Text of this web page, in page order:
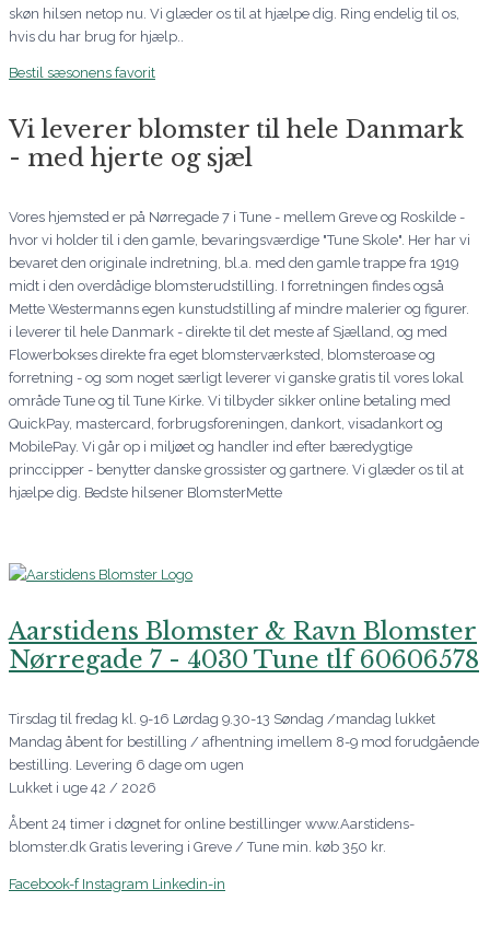
skøn hilsen netop nu. Vi glæder os til at hjælpe dig. Ring endelig til os,
hvis du har brug for hjælp..
Bestil sæsonens favorit
Vi leverer blomster til hele Danmark
- med hjerte og sjæl
Vores hjemsted er på Nørregade 7 i Tune - mellem Greve og Roskilde -
hvor vi holder til i den gamle, bevaringsværdige "Tune Skole". Her har vi
bevaret den originale indretning, bl.a. med den gamle trappe fra 1919
midt i den overdådige blomsterudstilling. I forretningen findes også
Mette Westermanns egen kunstudstilling af mindre malerier og figurer.
i leverer til hele Danmark - direkte til det meste af Sjælland, og med
Flowerbokses direkte fra eget blomsterværksted, blomsteroase og
forretning - og som noget særligt leverer vi ganske gratis til vores lokal
område Tune og til Tune Kirke. Vi tilbyder sikker online betaling med
QuickPay, mastercard, forbrugsforeningen, dankort, visadankort og
MobilePay. Vi går op i miljøet og handler ind efter bæredygtige
princcipper - benytter danske grossister og gartnere. Vi glæder os til at
hjælpe dig. Bedste hilsener BlomsterMette
Aarstidens Blomster & Ravn Blomster
Nørregade 7 - 4030 Tune tlf 60606578
Tirsdag til fredag kl. 9-16 Lørdag 9.30-13 Søndag /mandag lukket
Mandag åbent for bestilling / afhentning imellem 8-9 mod forudgående
bestilling. Levering 6 dage om ugen
Lukket i uge 42 / 2026
Åbent 24 timer i døgnet for online bestillinger www.Aarstidens-
blomster.dk Gratis levering i Greve / Tune min. køb 350 kr.
Facebook-f Instagram Linkedin-in